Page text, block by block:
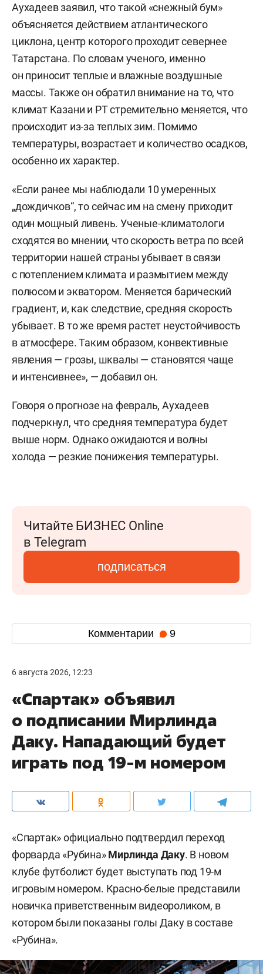
Аухадеев заявил, что такой «снежный бум»
объясняется действием атлантического
циклона, центр которого проходит севернее
Татарстана. По словам ученого, именно
он приносит теплые и влажные воздушные
массы. Также он обратил внимание на то, что
климат Казани и РТ стремительно меняется, что
происходит из-за теплых зим. Помимо
температуры, возрастает и количество осадков,
особенно их характер.
«Если ранее мы наблюдали 10 умеренных
„дождичков“, то сейчас им на смену приходит
один мощный ливень. Ученые-климатологи
сходятся во мнении, что скорость ветра по всей
территории нашей страны убывает в связи
с потеплением климата и размытием между
полюсом и экватором. Меняется барический
градиент, и, как следствие, средняя скорость
убывает. В то же время растет неустойчивость
в атмосфере. Таким образом, конвективные
явления — грозы, шквалы — становятся чаще
и интенсивнее», — добавил он.
Говоря о прогнозе на февраль, Аухадеев
подчеркнул, что средняя температура будет
выше норм. Однако ожидаются и волны
холода — резкие понижения температуры.
Читайте БИЗНЕС Online
в Telegram
подписаться
Комментарии 9
6 августа 2026, 12:23
«Спартак» объявил
о подписании Мирлинда
Даку. Нападающий будет
играть под 19-м номером
«Спартак» официально подтвердил переход
форварда «Рубина»Мирлинда Даку. В новом
клубе футболист будет выступать под 19-м
игровым номером. Красно-белые представили
новичка приветственным видеороликом, в
котором были показаны голы Даку в составе
«Рубина».